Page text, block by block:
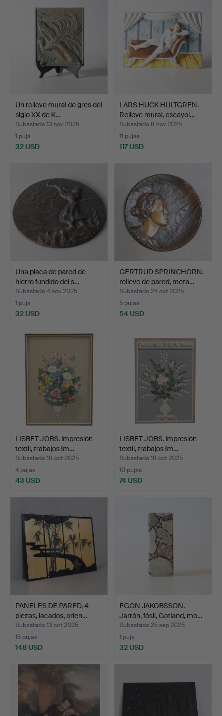
Un relieve mural de gres del
siglo XX de K…
Subastado 13 nov 2025
1 puja
32 USD
LARS HUCK HULTGREN.
Relieve mural, escayol…
Subastado 8 nov 2025
11 pujas
117 USD
Una placa de pared de
hierro fundido del s…
Subastado 4 nov 2025
1 puja
32 USD
GERTRUD SPRINCHORN.
relieve de pared, meta…
Subastado 24 oct 2025
5 pujas
54 USD
LISBET JOBS. impresión
textil, trabajos Im…
Subastado 18 oct 2025
4 pujas
43 USD
LISBET JOBS. impresión
textil, trabajos Im…
Subastado 18 oct 2025
10 pujas
74 USD
PANELES DE PARED, 4
piezas, lacados, orien…
Subastado 13 oct 2025
15 pujas
148 USD
EGON JAKOBSSON.
Jarrón, fósil, Gotland, mo…
Subastado 25 sep 2025
1 puja
32 USD